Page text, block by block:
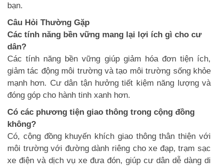
bạn.
Câu Hỏi Thường Gặp
Các tính năng bền vững mang lại lợi ích gì cho cư
dân?
Các tính năng bền vững giúp giảm hóa đơn tiện ích,
giảm tác động môi trường và tạo môi trường sống khỏe
mạnh hơn. Cư dân tận hưởng tiết kiệm năng lượng và
đóng góp cho hành tinh xanh hơn.
Có các phương tiện giao thông trong cộng đồng
không?
Có, cộng đồng khuyến khích giao thông thân thiện với
môi trường với đường dành riêng cho xe đạp, trạm sạc
xe điện và dịch vụ xe đưa đón, giúp cư dân dễ dàng di